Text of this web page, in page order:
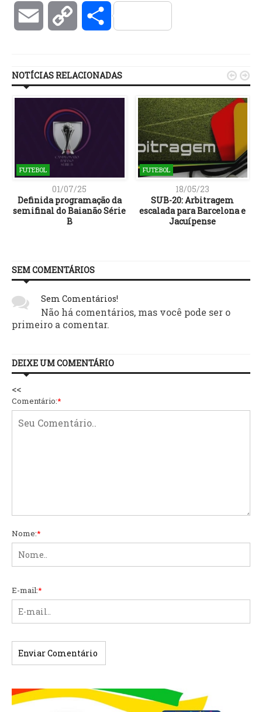
Email Copy Compartilhar
NOTÍCIAS RELACIONADAS
FUTEBOL
01/07/25
Definida programação da
semifinal do Baianão Série
B
FUTEBOL
18/05/23
SUB-20: Arbitragem
escalada para Barcelona e
Jacuípense
 
SEM COMENTÁRIOS
Sem Comentários!
Não há comentários, mas você pode ser o
primeiro a comentar.
DEIXE UM COMENTÁRIO
<<
Comentário:*
Nome:*
E-mail:*